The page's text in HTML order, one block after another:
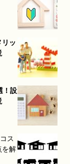
リッ
！設
ス
を解